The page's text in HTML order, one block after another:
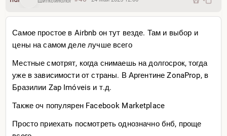
Самое простое в Airbnb он тут везде. Там и выбор и
цены на самом деле лучше всего
Местные смотрят, когда снимаешь на долгосрок, тогда
уже в зависимости от страны. В Аргентине ZonaProp, в
Бразилии Zap Imóveis и т.д.
Также оч популярен Facebook Marketplace
Просто приехать посмотреть однозначно бнб, проще